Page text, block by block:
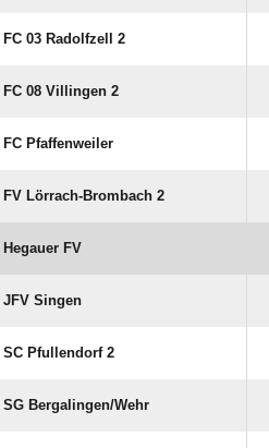
FC 03 Radolfzell 2
FC 08 Villingen 2
FC Pfaffenweiler
FV Lörrach-Brombach 2
Hegauer FV
JFV Singen
SC Pfullendorf 2
SG Bergalingen/​Wehr